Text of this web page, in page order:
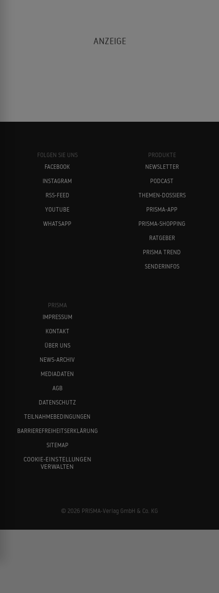
FOLGEN SIE UNS
FACEBOOK
INSTAGRAM
RSS-FEED
YOUTUBE
WHATSAPP
PRODUKTE
NEWSLETTER
PODCAST
THEMEN-DOSSIERS
PRISMA-APP
PRISMA-SHOPPING
RATGEBER
PRISMA TREND
SENDERINFOS
PRISMA
IMPRESSUM
KONTAKT
ÜBER UNS
NEWS-ARCHIV
MEDIADATEN
AGB
DATENSCHUTZ
TEILNAHMEBEDINGUNGEN
BARRIEREFREIHEITSERKLÄRUNG
SITEMAP
COOKIE-EINSTELLUNGEN
VERWALTEN
© 2026 PRISMA-Verlag GmbH & Co. KG